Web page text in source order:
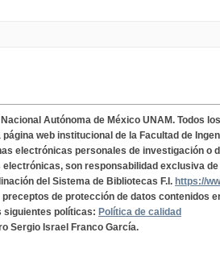
Autónoma de México UNAM. Todos
página web institucional de la Facultad de
electrónicas personales de investigación o
electrónicas, son responsabilidad exclusiva
del Sistema de Bibliotecas F.I. https://
de protección de datos contenidos
siguientes políticas: Política de calidad
Sergio Israel Franco García.